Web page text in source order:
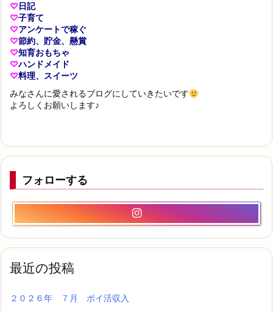
♡日記
♡子育て
♡アンケートで稼ぐ
♡節約、貯金、懸賞
♡知育おもちゃ
♡ハンドメイド
♡料理、スイーツ
みなさんに愛されるブログにしていきたいです
よろしくお願いします♪
フォローする
最近の投稿
２０２６年 ７月 ポイ活収入